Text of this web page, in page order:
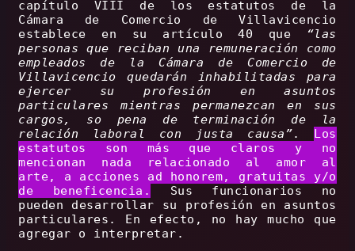
capítulo VIII de los estatutos de la
Cámara de Comercio de Villavicencio
establece en su artículo 40 que “las
personas que reciban una remuneración como
empleados de la Cámara de Comercio de
Villavicencio quedarán inhabilitadas para
ejercer su profesión en asuntos
particulares mientras permanezcan en sus
cargos, so pena de terminación de la
relación laboral con justa causa”. Los
estatutos son más que claros y no
mencionan nada relacionado al amor al
arte, a acciones ad honorem, gratuitas y/o
de beneficencia.
Sus funcionarios no
pueden desarrollar su profesión en asuntos
particulares. En efecto, no hay mucho que
agregar o interpretar.